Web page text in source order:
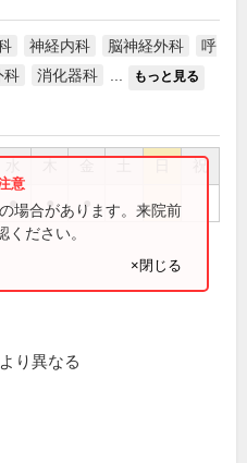
神経内科 脳神経外科
呼
科 消化器科 もっと見る
祝
● ● ●
場合があります。来院前
ださい。
×閉じる
り異なる